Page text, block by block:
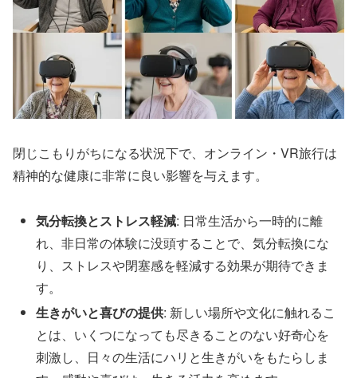
閉じこもりがちになる状況下で、オンライン・VR旅行は
精神的な健康に非常に良い影響を与えます。
気分転換とストレス軽減: 日常生活から一時的に離
れ、非日常の体験に没頭することで、気分転換にな
り、ストレスや閉塞感を軽減する効果が期待できま
す。
生きがいと喜びの提供: 新しい場所や文化に触れるこ
とは、いくつになっても尽きることのない好奇心を
刺激し、日々の生活にハリと生きがいをもたらしま